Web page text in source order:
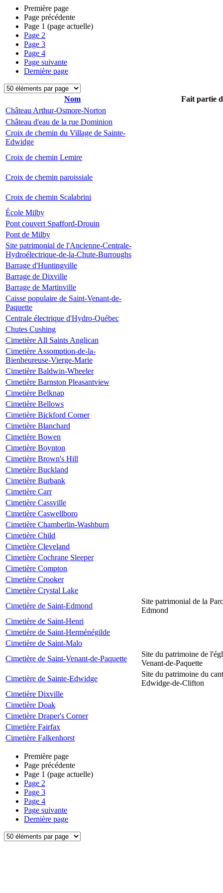
Première page
Page précédente
Page 1 (page actuelle)
Page 2
Page 3
Page 4
Page suivante
Dernière page
Nom
Fait partie
Château Arthur-Osmore-Norton
Château d'eau de la rue Dominion
Croix de chemin du Village de Sainte-
Edwidge
Croix de chemin Lemire
Croix de chemin paroissiale
Croix de chemin Scalabrini
École Milby
Pont couvert Spafford-Drouin
Pont de Milby
Site patrimonial de l'Ancienne-Centrale-
Hydroélectrique-de-la-Chute-Burroughs
Barrage d'Huntingville
Barrage de Dixville
Barrage de Martinville
Caisse populaire de Saint-Venant-de-
Paquette
Centrale électrique d'Hydro-Québec
Chutes Cushing
Cimetière All Saints Anglican
Cimetière Assomption-de-la-
Bienheureuse-Vierge-Marie
Cimetière Baldwin-Wheeler
Cimetière Barnston Pleasantview
Cimetière Belknap
Cimetière Bellows
Cimetière Bickford Corner
Cimetière Blanchard
Cimetière Bowen
Cimetière Boynton
Cimetière Brown's Hill
Cimetière Buckland
Cimetière Burbank
Cimetière Carr
Cimetière Cassville
Cimetière Caswellboro
Cimetière Chamberlin-Washburn
Cimetière Child
Cimetière Cleveland
Cimetière Cochrane Sleeper
Cimetière Compton
Cimetière Crooker
Cimetière Crystal Lake
Cimetière de Saint-Edmond
Site patrimonial de la
Edmond
Cimetière de Saint-Henri
Cimetière de Saint-Herménégilde
Cimetière de Saint-Malo
Cimetière de Saint-Venant-de-Paquette
Site du patrimoine de
Venant-de-Paquette
Cimetière de Sainte-Edwidge
Site du patrimoine du
Edwidge-de-Clifton
Cimetière Dixville
Cimetière Doak
Cimetière Draper's Corner
Cimetière Fairfax
Cimetière Falkenhorst
Première page
Page précédente
Page 1 (page actuelle)
Page 2
Page 3
Page 4
Page suivante
Dernière page